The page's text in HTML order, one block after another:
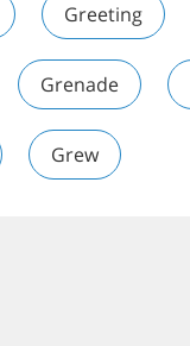
Greeting
Grenade
Grew